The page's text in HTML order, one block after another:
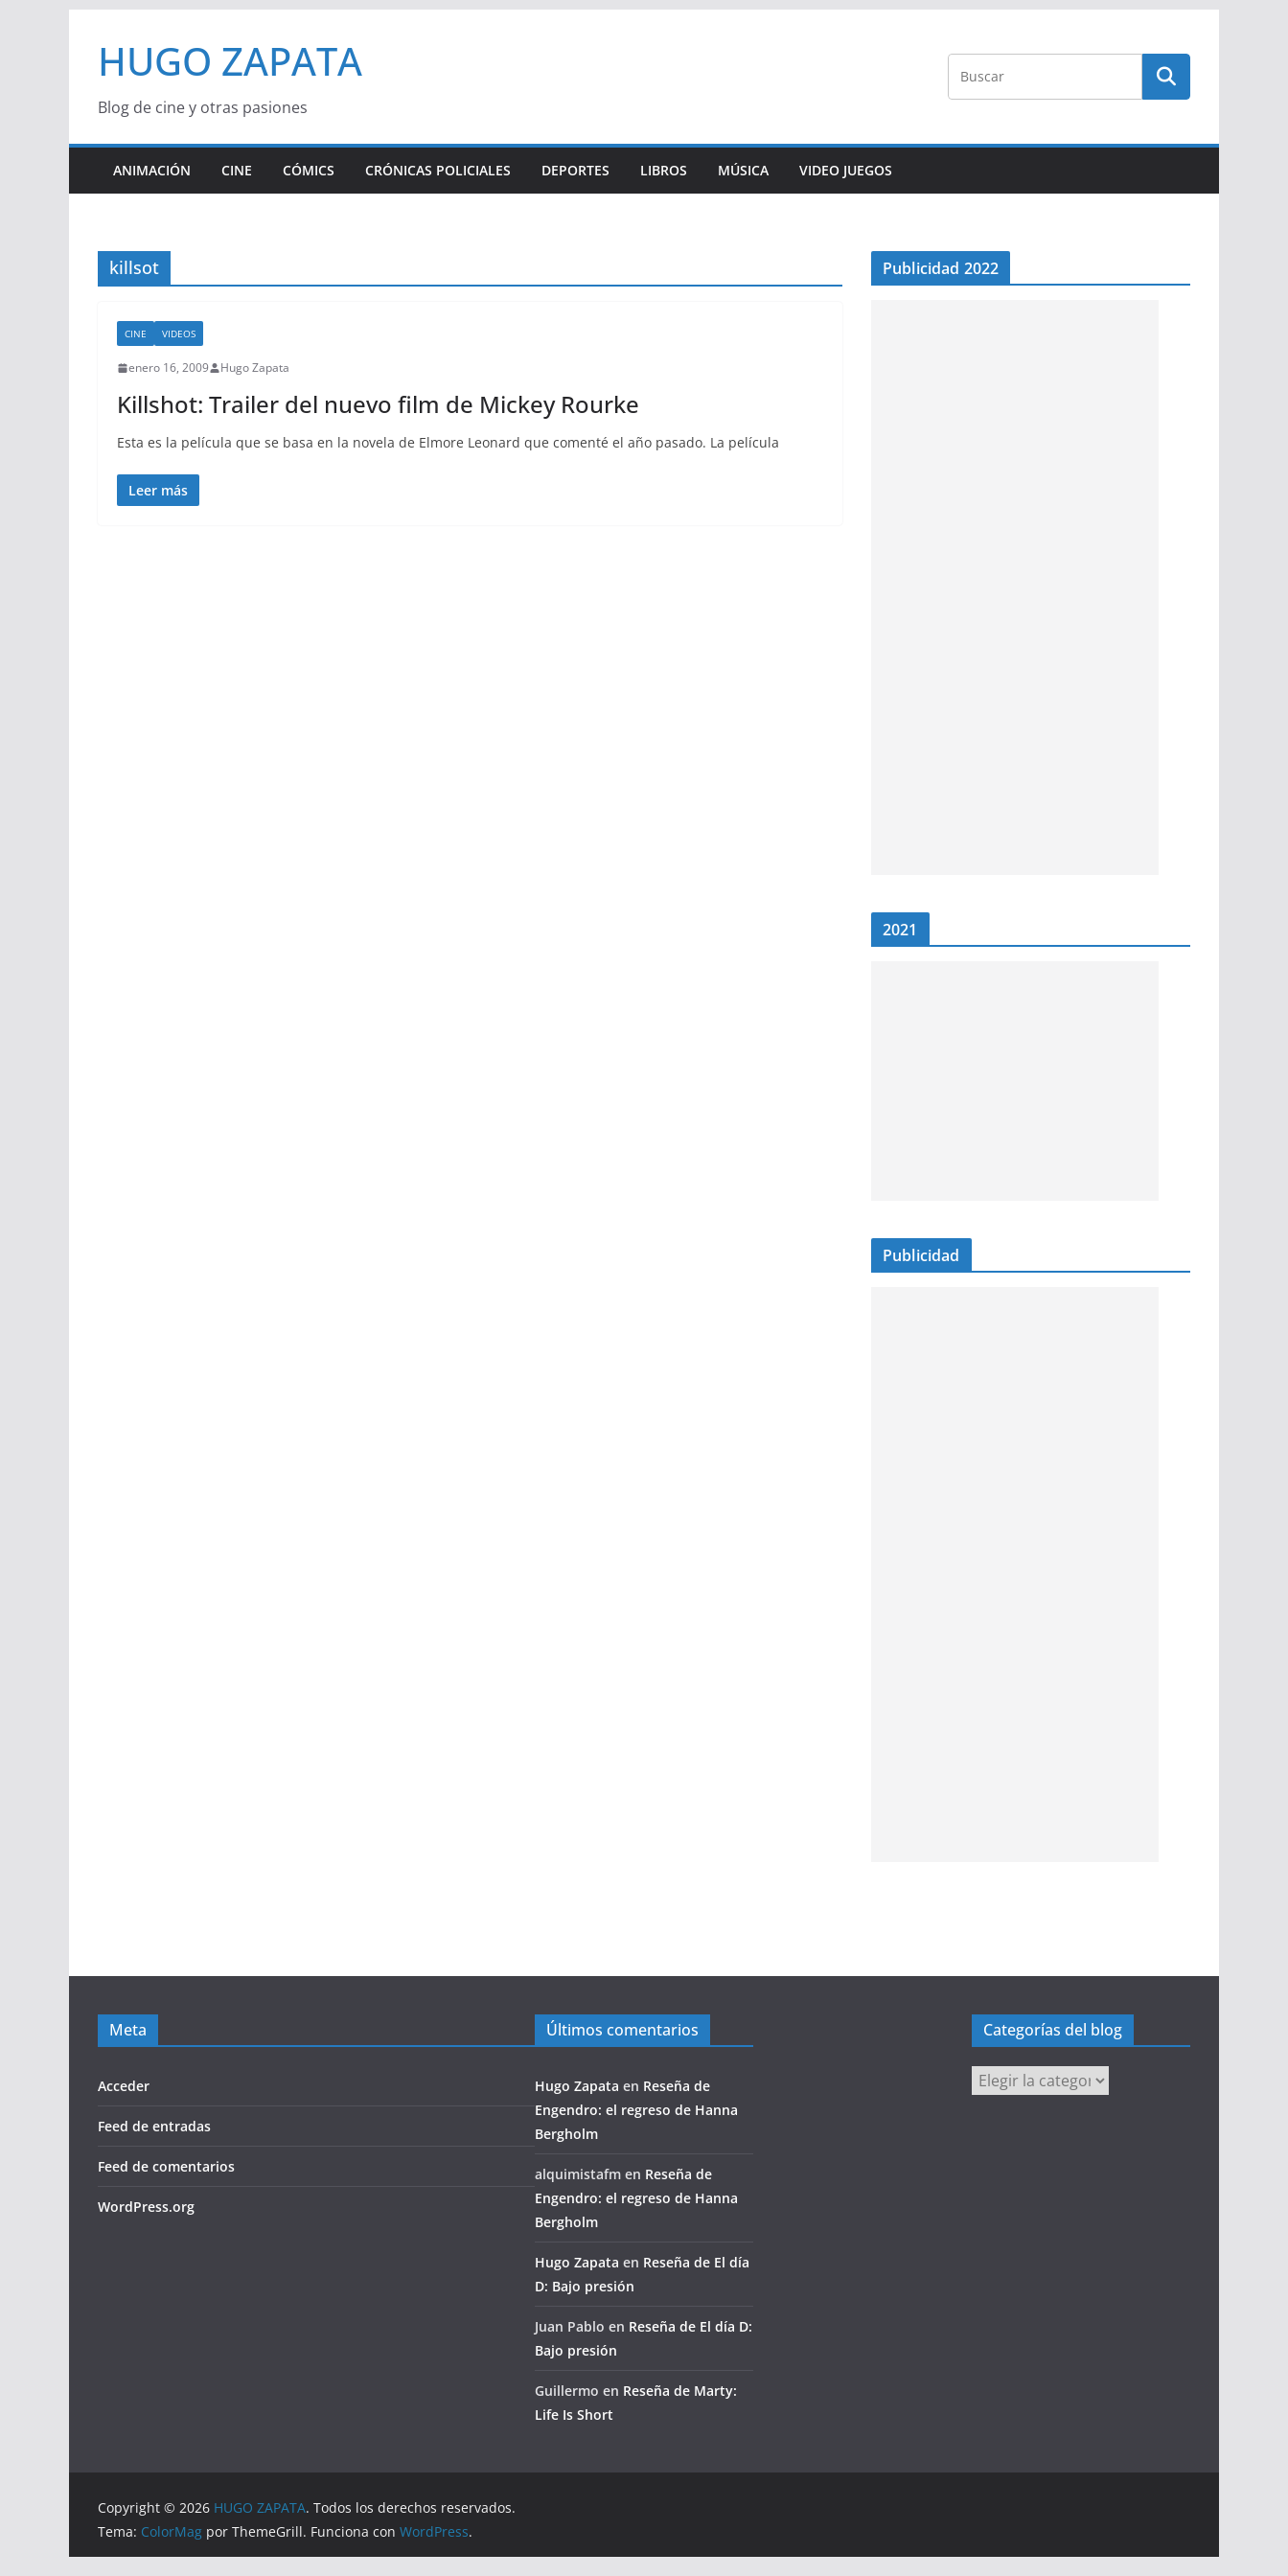
contenido
HUGO ZAPATA
Blog de cine y otras pasiones
ANIMACIÓN CINE CÓMICS CRÓNICAS POLICIALES DEPORTES LIBROS MÚSICA VIDEO JUEGOS
killsot
CINE VIDEOS
enero 16, 2009 Hugo Zapata
Killshot: Trailer del nuevo film de Mickey Rourke
Esta es la película que se basa en la novela de Elmore Leonard que comenté el año pasado. La película
Leer más
Publicidad 2022
2021
Publicidad
Meta
Acceder
Feed de entradas
Feed de comentarios
WordPress.org
Últimos comentarios
Hugo Zapata en Reseña de
Engendro: el regreso de Hanna
Bergholm
alquimistafm en Reseña de
Engendro: el regreso de Hanna
Bergholm
Hugo Zapata en Reseña de El día
D: Bajo presión
Juan Pablo en Reseña de El día D:
Bajo presión
Guillermo en Reseña de Marty:
Life Is Short
Categorías del blog
Categorías
del
Copyright © 2026 HUGO ZAPATA. Todos los derechos reservados.
Tema: ColorMag por ThemeGrill. Funciona con WordPress.